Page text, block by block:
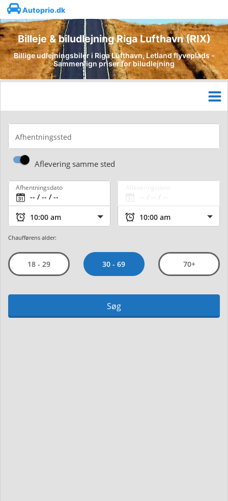
Autoprio.dk
Billeje & biludlejning Riga Lufthavn (RIX)
Billige udlejningsbiler i Riga Lufthavn, Letland flyveplads -
Sammenlign priser for biludlejning
Afhentningssted
Aflevering samme sted
Afhentningsdato
Chaufførens alder:
18 - 29 30 - 69 70+
Søg